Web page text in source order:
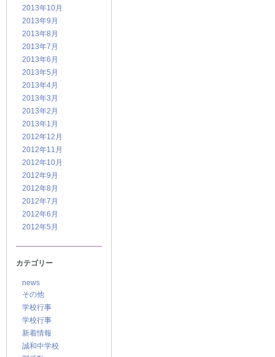
2013年10月
2013年9月
2013年8月
2013年7月
2013年6月
2013年5月
2013年4月
2013年3月
2013年2月
2013年1月
2012年12月
2012年11月
2012年10月
2012年9月
2012年8月
2012年7月
2012年6月
2012年5月
カテゴリー
news
その他
学校行事
学校行事
新着情報
誠和中学校